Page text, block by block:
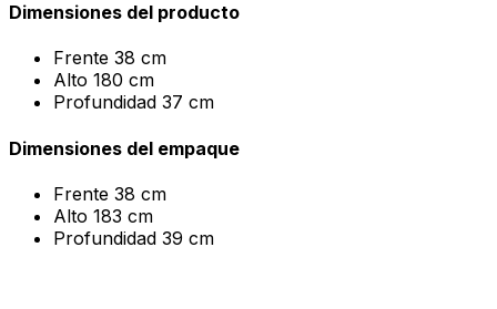
Dimensiones del producto
Frente 38 cm
Alto 180 cm
Profundidad 37 cm
Dimensiones del empaque
Frente 38 cm
Alto 183 cm
Profundidad 39 cm